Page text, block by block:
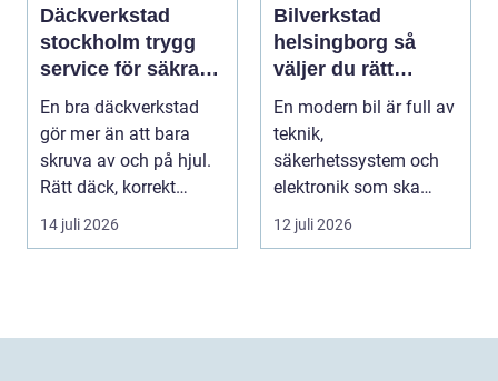
Däckverkstad
stockholm trygg
service för säkra
mil året runt
En bra däckverkstad
gör mer än att bara
skruva av och på hjul.
Rätt däck, korrekt
montering och rege...
14 juli 2026
Bilverkstad
helsingborg så
väljer du rätt
service för din bil
En modern bil är full av
teknik,
säkerhetssystem och
elektronik som ska
fungera tillsammans
12 juli 2026